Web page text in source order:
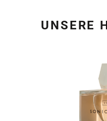
UNSERE